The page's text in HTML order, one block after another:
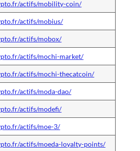
actifs/mobility-coin/
actifs/mobius/
actifs/mobox/
actifs/mochi-market/
actifs/mochi-thecatcoin/
actifs/moda-dao/
actifs/modefi/
actifs/moe-3/
actifs/moeda-loyalty-points/